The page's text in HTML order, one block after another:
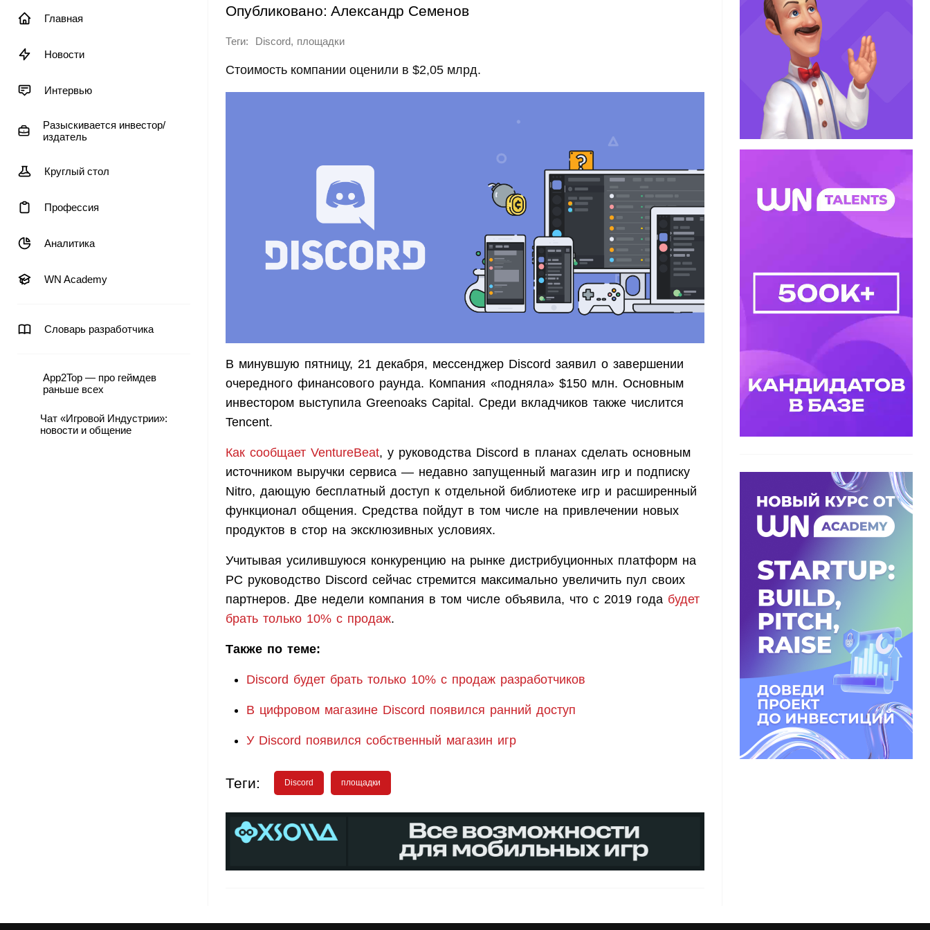
Главная
Новости
Интервью
Разыскивается инвестор/
издатель
Круглый стол
Профессия
Аналитика
WN Academy
Словарь разработчика
App2Top — про геймдев
раньше всех
Чат «Игровой Индустрии»:
новости и общение
Опубликовано: Александр Семенов
Теги: Discord, площадки
Стоимость компании оценили в $2,05 млрд.
В минувшую пятницу, 21 декабря, мессенджер Discord заявил о завершении
очередного финансового раунда. Компания «подняла» $150 млн. Основным
инвестором выступила Greenoaks Capital. Среди вкладчиков также числится
Tencent.
Как сообщает VentureBeat, у руководства Discord в планах сделать основным
источником выручки сервиса — недавно запущенный магазин игр и подписку
Nitro, дающую бесплатный доступ к отдельной библиотеке игр и расширенный
функционал общения. Средства пойдут в том числе на привлечении новых
продуктов в стор на эксклюзивных условиях.
Учитывая усилившуюся конкуренцию на рынке дистрибуционных платформ на
PC руководство Discord сейчас стремится максимально увеличить пул своих
партнеров. Две недели компания в том числе объявила, что с 2019 года будет
брать только 10% с продаж.
Также по теме:
Discord будет брать только 10% с продаж разработчиков
В цифровом магазине Discord появился ранний доступ
У Discord появился собственный магазин игр
Теги: Discord площадки